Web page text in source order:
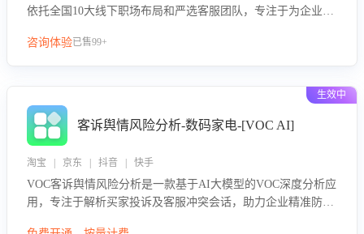
依托全国10大线下职场布局和严选客服团队，专注于为企业提
队和智能工具提升语音客服服务效率和质量，帮助企业实现降
咨询体验已售99+
生效中
客诉舆情风险分析-数码家电-[VOC AI]
淘宝 | 京东 | 抖音 | 快手
VOC客诉舆情风险分析是一款基于AI大模型的VOC深度分析应
用，专注于解析买家投诉及客服冲突会话，助力企业精准防控